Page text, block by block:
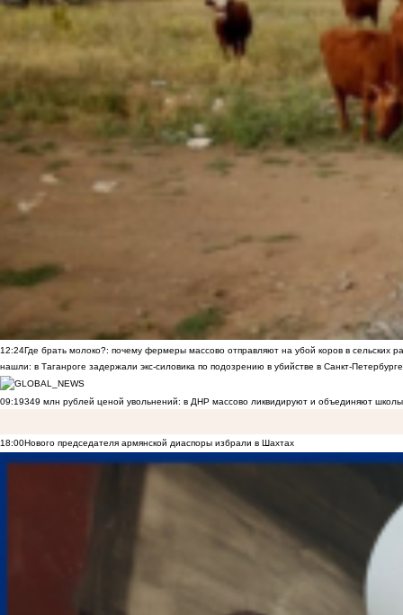
12:24Где брать молоко?: почему фермеры массово отправляют на убой коров в сельских
нашли: в Таганроге задержали экс-силовика по подозрению в убийстве в Санкт-Петербурге
09:19349 млн рублей ценой увольнений: в ДНР массово ликвидируют и объединяют
18:00Нового председателя армянской диаспоры избрали в Шахтах